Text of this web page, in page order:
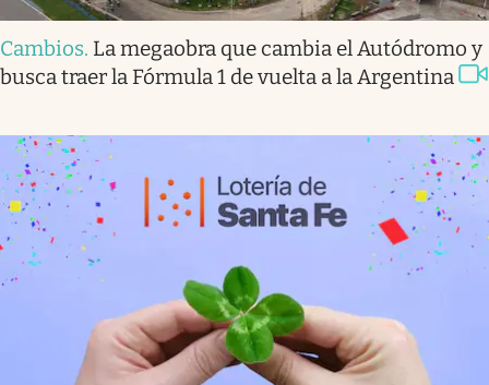
Cambios. La megaobra que cambia el Autódromo y
busca traer la Fórmula 1 de vuelta a la Argentina